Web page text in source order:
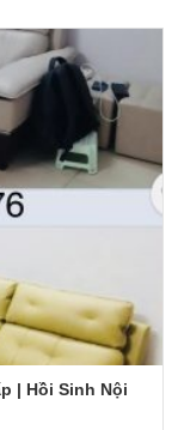
| Hồi Sinh Nội